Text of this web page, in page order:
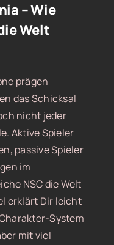
– Wie
Welt
prägen
das Schicksal
nicht jeder
Aktive Spieler
passive Spieler
im
NSC die Welt
erklärt Dir leicht
System
mit viel